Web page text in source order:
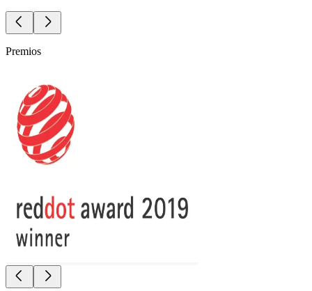
Premios